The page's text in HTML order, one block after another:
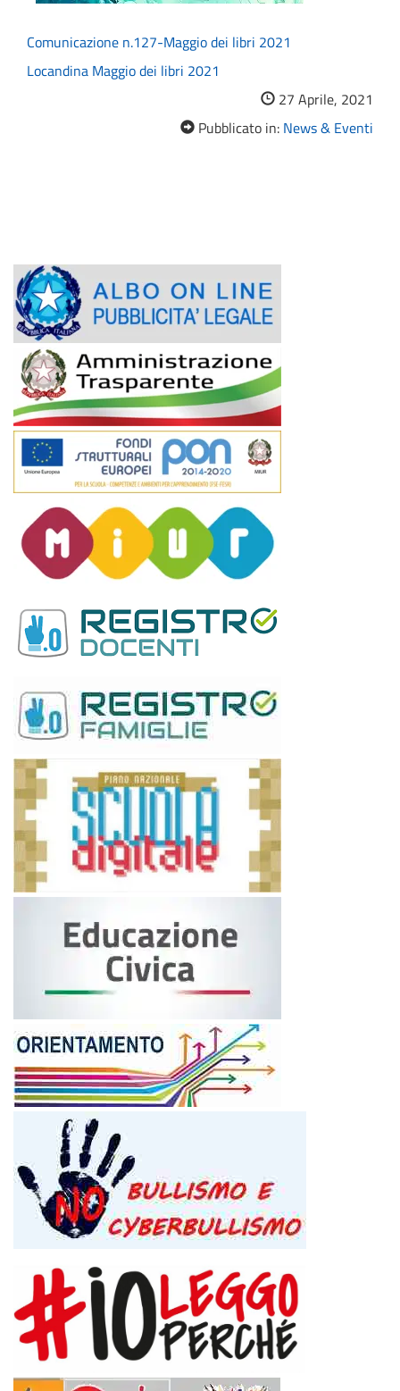
Comunicazione n.127-Maggio dei libri 2021
Locandina Maggio dei libri 2021
27 Aprile, 2021
Pubblicato in: News & Eventi